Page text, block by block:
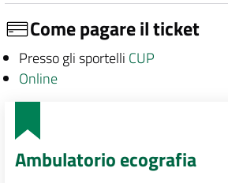
Come pagare il ticket
Presso gli sportelli CUP
Online
Ambulatorio ecografia